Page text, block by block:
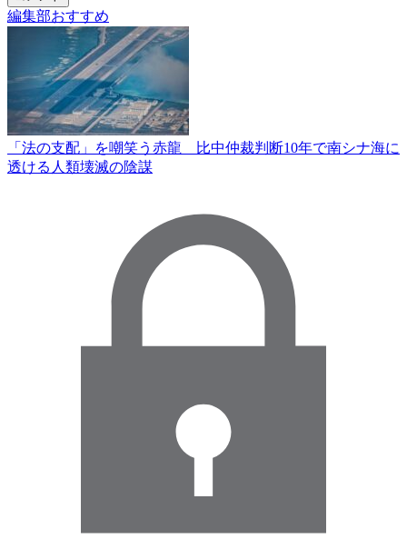
編集部おすすめ
「法の支配」を嘲笑う赤龍 比中仲裁判断10年で南シナ海に
透ける人類壊滅の陰謀